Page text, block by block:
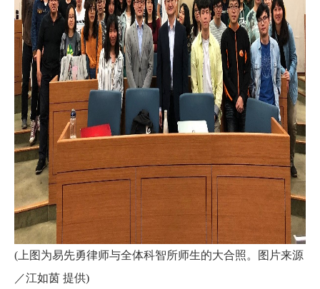
(上图为易先勇律师与全体科智所师生的大合照。图片来源
／江如茵 提供)